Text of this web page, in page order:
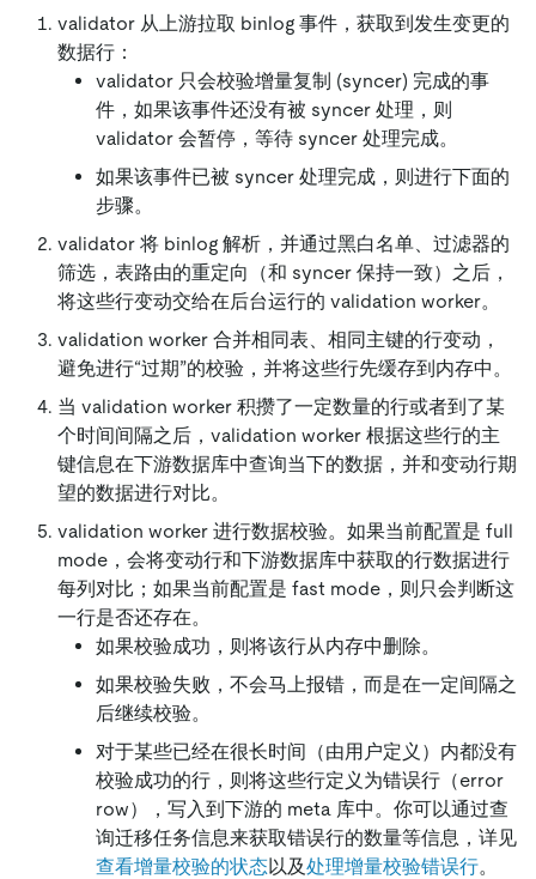
validator 从上游拉取 binlog 事件，获取到发生变更的
数据行：
validator 只会校验增量复制 (syncer) 完成的事
件，如果该事件还没有被 syncer 处理，则
validator 会暂停，等待 syncer 处理完成。
如果该事件已被 syncer 处理完成，则进行下面的
步骤。
validator 将 binlog 解析，并通过黑白名单、过滤器的
筛选，表路由的重定向（和 syncer 保持一致）之后，
将这些行变动交给在后台运行的 validation worker。
validation worker 合并相同表、相同主键的行变动，
避免进行“过期”的校验，并将这些行先缓存到内存中。
当 validation worker 积攒了一定数量的行或者到了某
个时间间隔之后，validation worker 根据这些行的主
键信息在下游数据库中查询当下的数据，并和变动行期
望的数据进行对比。
validation worker 进行数据校验。如果当前配置是 full
mode，会将变动行和下游数据库中获取的行数据进行
每列对比；如果当前配置是 fast mode，则只会判断这
一行是否还存在。
如果校验成功，则将该行从内存中删除。
如果校验失败，不会马上报错，而是在一定间隔之
后继续校验。
对于某些已经在很长时间（由用户定义）内都没有
校验成功的行，则将这些行定义为错误行（error
row），写入到下游的 meta 库中。你可以通过查
询迁移任务信息来获取错误行的数量等信息，详见
查看增量校验的状态以及处理增量校验错误行。